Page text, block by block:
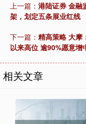
上一篇： 港陆证券 金融
架，划定五条展业红线
下一篇： 精高策略 大摩
以来高位 逾90%愿意增
相关文章